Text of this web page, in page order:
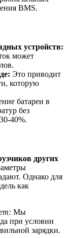
BMS.
устройств:
может
Это приводит
которую
батареи в
без
40%.
других
Однако для
как
Мы
при условии
зарядки.